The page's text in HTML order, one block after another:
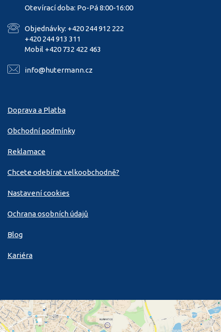
Otevírací doba: Po-Pá 8:00-16:00
Objednávky: +420 244 912 222
+420 244 913 311
Mobil +420 732 422 463
info@hutermann.cz
Doprava a Platba
Obchodní podmínky
Reklamace
Chcete odebírat velkoobchodně?
Nastavení cookies
Ochrana osobních údajů
Blog
Kariéra